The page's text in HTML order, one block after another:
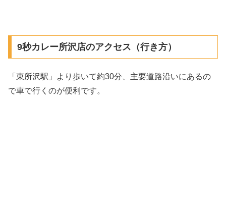
9秒カレー所沢店のアクセス（行き方）
「東所沢駅」より歩いて約30分、主要道路沿いにあるの
で車で行くのが便利です。